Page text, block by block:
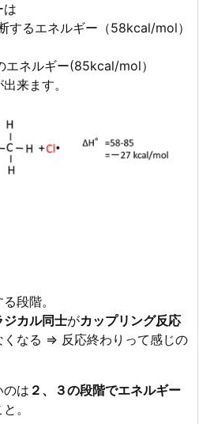
は
するエネルギー（58kcal/mol）
エネルギー(85kcal/mol）
来ます。
段階。
ジカル同士がカップリング反応
くなる ⇒ 反応終わりって感じの
のは ２、３の段階でエネルギー
。